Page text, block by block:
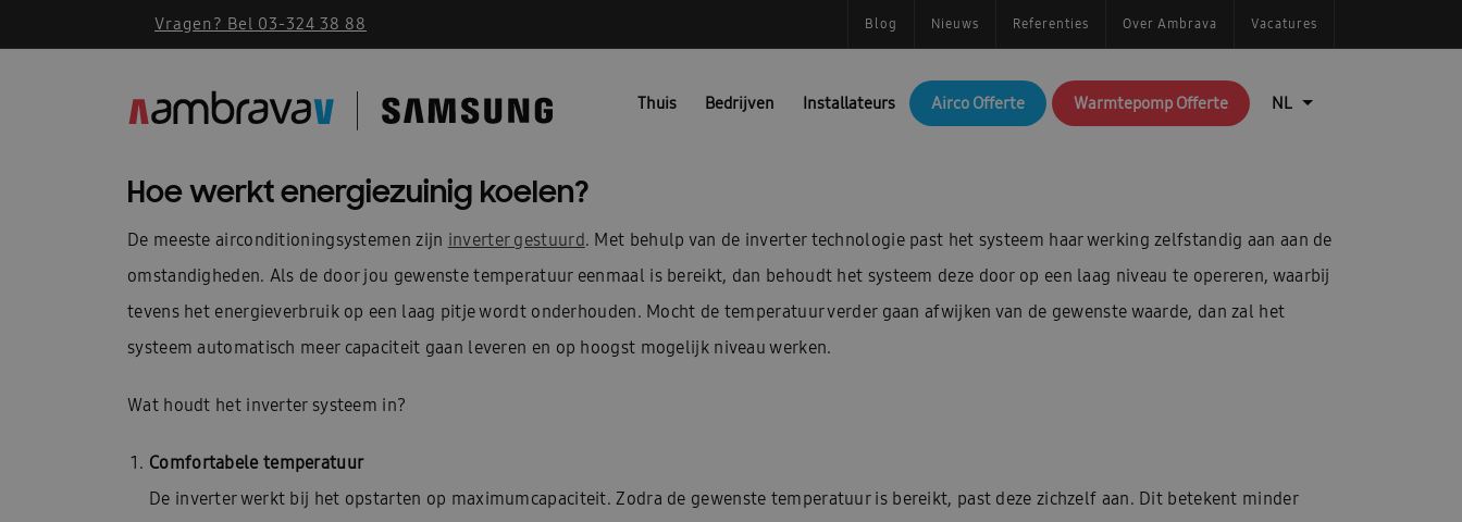
Vragen? Bel 03-324 38 88 Blog Nieuws Referenties Over Ambrava Vacatures
Thuis Bedrijven Installateurs Airco Offerte Warmtepomp Offerte
Hoe werkt energiezuinig koelen?
De meeste airconditioningsystemen zijn inverter gestuurd. Met behulp van de inverter technologie past het systeem haar werking zelfstandig aan aan de
omstandigheden. Als de door jou gewenste temperatuur eenmaal is bereikt, dan behoudt het systeem deze door op een laag niveau te opereren, waarbij
tevens het energieverbruik op een laag pitje wordt onderhouden. Mocht de temperatuur verder gaan afwijken van de gewenste waarde, dan zal het
systeem automatisch meer capaciteit gaan leveren en op hoogst mogelijk niveau werken.
Wat houdt het inverter systeem in?
Comfortabele temperatuur
De inverter werkt bij het opstarten op maximumcapaciteit. Zodra de gewenste temperatuur is bereikt, past deze zichzelf aan. Dit betekent minder